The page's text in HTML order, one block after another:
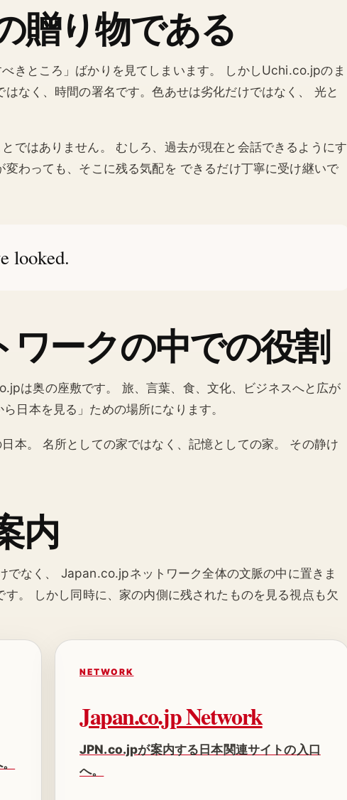
贈り物である
きところ」ばかりを見てしまいます。 しかしUchi.co.jpのま
なく、時間の署名です。色あせは劣化だけではなく、 光と
ではありません。 むしろ、過去が現在と会話できるようにす
わっても、そこに残る気配を できるだけ丁寧に受け継いで
looked.
ワークの中での役割
は奥の座敷です。 旅、言葉、食、文化、ビジネスへと広が
日本を見る」ための場所になります。
本。 名所としての家ではなく、記憶としての家。 その静け
内
なく、 Japan.co.jpネットワーク全体の文脈の中に置きま
。 しかし同時に、家の内側に残されたものを見る視点も欠
NETWORK
Japan.co.jp Network
JPN.co.jpが案内する日本関連サイトの入口
へ。